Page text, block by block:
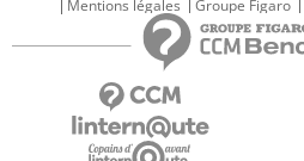
Mentions légales
Groupe Figaro